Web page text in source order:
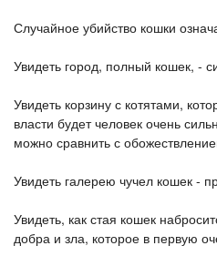
Случайное убийство кошки
Увидеть город, полный кошек, -
Увидеть корзину с котятами,
власти будет человек очень
можно сравнить с
Увидеть галерею чучел кошек -
Увидеть, как стая кошек
добра и зла, которое в первую